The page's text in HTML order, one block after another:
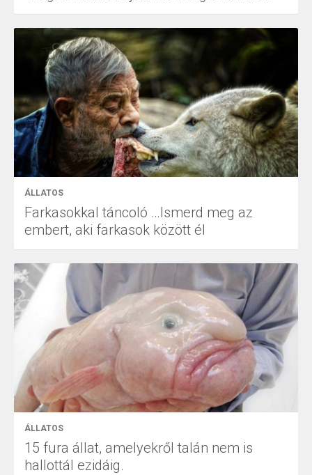
ÁLLATOS
Farkasokkal táncoló …Ismerd meg az
embert, aki farkasok között él
ÁLLATOS
15 fura állat, amelyekről talán nem is
hallottál ezidáig.